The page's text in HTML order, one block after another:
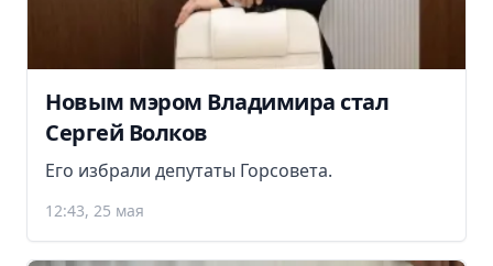
Новым мэром Владимира стал
Сергей Волков
Его избрали депутаты Горсовета.
12:43, 25 мая